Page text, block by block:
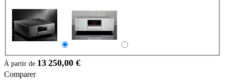
À partir de 13 250,00 €
Comparer